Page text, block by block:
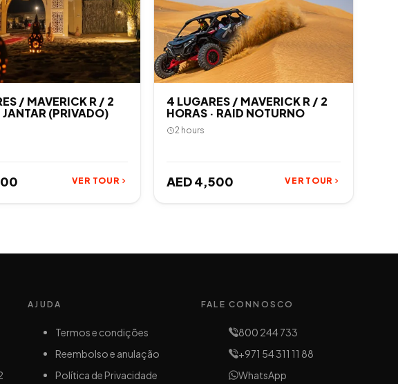
/ MAVERICK R / 2
JANTAR (PRIVADO)
VER TOUR
4 LUGARES / MAVERICK R / 2
HORAS · RAID NOTURNO
2 hours
AED 4,500 VER TOUR
AJUDA
Termos e condições
Reembolso e anulação
Política de Privacidade
FALE CONNOSCO
800 244 733
+971 54 311 11 88
WhatsApp